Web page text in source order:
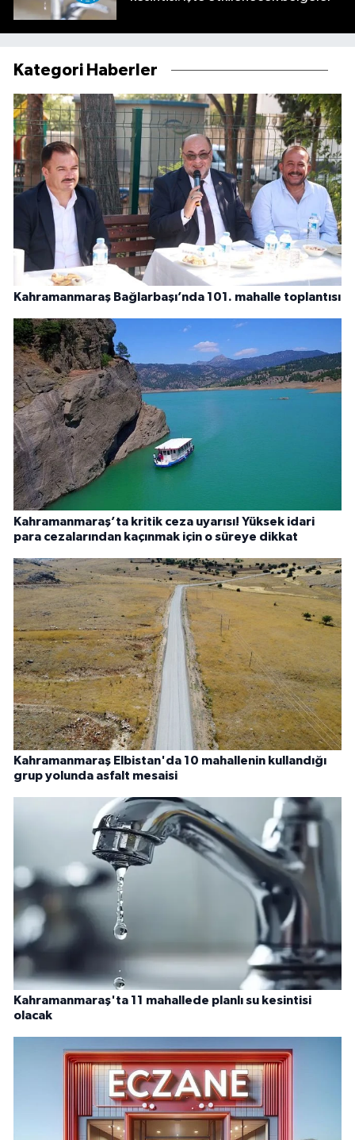
Kategori Haberler
Kahramanmaraş Bağlarbaşı’nda 101. mahalle toplantısı
Kahramanmaraş’ta kritik ceza uyarısı! Yüksek idari
para cezalarından kaçınmak için o süreye dikkat
Kahramanmaraş Elbistan'da 10 mahallenin kullandığı
grup yolunda asfalt mesaisi
Kahramanmaraş'ta 11 mahallede planlı su kesintisi
olacak